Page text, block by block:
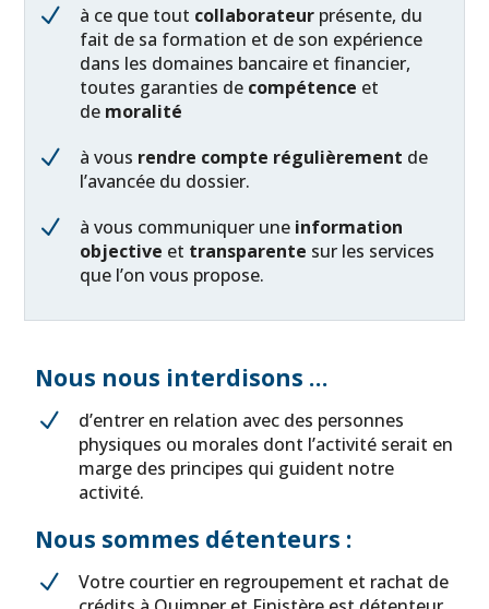
N à ce que tout collaborateurprésente, du
fait de sa formation et de son expérience
dans les domaines bancaire et financier,
toutes garanties de compétence et
de moralité
N à vous rendre compte régulièrement de
l’avancée du dossier.
N à vous communiquer une information
objective et transparente sur les services
que l’on vous propose.
Nous nous interdisons …
N
d’entrer en relation avec des personnes
physiques ou morales dont l’activité serait en
marge des principes qui guident notre
activité.
Nous sommes détenteurs :
N
Votre courtier en regroupement et rachat de